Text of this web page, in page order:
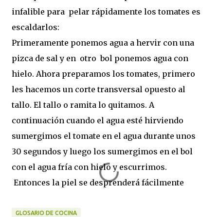
infalible para pelar rápidamente los tomates es
escaldarlos:
Primeramente ponemos agua a hervir con una
pizca de sal y en otro bol ponemos agua con
hielo. Ahora preparamos los tomates, primero
les hacemos un corte transversal opuesto al
tallo. El tallo o ramita lo quitamos. A
continuación cuando el agua esté hirviendo
sumergimos el tomate en el agua durante unos
30 segundos y luego los sumergimos en el bol
con el agua fría con hielo y escurrimos.
Entonces la piel se desprenderá fácilmente
GLOSARIO DE COCINA